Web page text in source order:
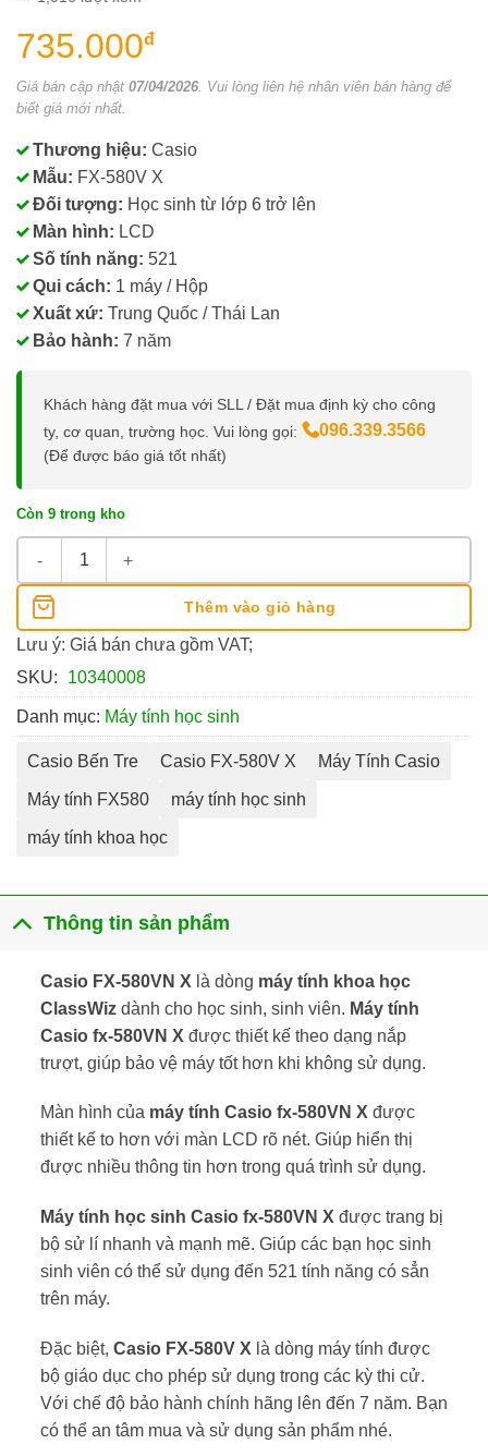
735.000đ
Giá bán cập nhật 07/04/2026 . Vui lòng liên hệ nhân viên bán hàng để
biết giá mới nhất.
Thương hiệu: Casio
Mẫu: FX-580V X
Đối tượng: Học sinh từ lớp 6 trở lên
Màn hình: LCD
Số tính năng: 521
Qui cách: 1 máy / Hộp
Xuất xứ: Trung Quốc / Thái Lan
Bảo hành: 7 năm
Khách hàng đặt mua với SLL / Đặt mua định kỳ cho công
ty, cơ quan, trường học. Vui lòng gọi:
096.339.3566
(Để được báo giá tốt nhất)
Còn 9 trong kho
Máy Tính Khoa Học Casio FX-580VN X số lượng
Thêm vào giỏ hàng
Lưu ý: Giá bán chưa gồm VAT;
SKU:
10340008
Danh mục: Máy tính học sinh
Casio Bến Tre Casio FX-580V X Máy Tính Casio
Máy tính FX580 máy tính học sinh
máy tính khoa học
Thông tin sản phẩm
Casio FX-580VN X là dòng máy tính khoa học
ClassWizdành cho học sinh, sinh viên. Máy tính
Casio fx-580VN X được thiết kế theo dạng nắp
trượt, giúp bảo vệ máy tốt hơn khi không sử dụng.
Màn hình của máy tính Casio fx-580VN X được
thiết kế to hơn với màn LCD rõ nét. Giúp hiển thị
được nhiều thông tin hơn trong quá trình sử dụng.
Máy tính học sinh Casio fx-580VN X được trang bị
bộ sử lí nhanh và mạnh mẽ. Giúp các bạn học sinh
sinh viên có thể sử dụng đến 521 tính năng có sẳn
trên máy.
Đặc biệt, Casio FX-580V X là dòng máy tính được
bộ giáo dục cho phép sử dụng trong các kỳ thi cử.
Với chế độ bảo hành chính hãng lên đến 7 năm. Bạn
có thể an tâm mua và sử dụng sản phẩm nhé.